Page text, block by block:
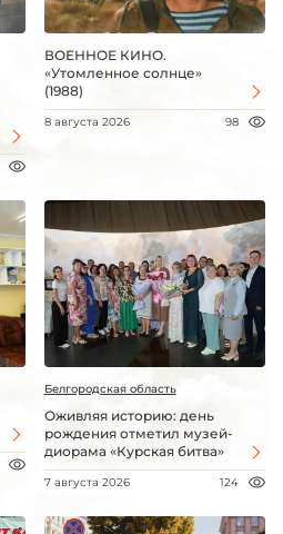
ВОЕННОЕ КИНО.
«Утомленное солнце»
(1988)
8 августа 2026 98
Белгородская область
Оживляя историю: день
рождения отметил музей-
диорама «Курская битва»
7 августа 2026 124